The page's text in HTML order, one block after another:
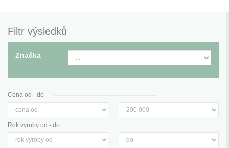
Filtr výsledků
Značka
Cena od - do
Rok výroby od - do